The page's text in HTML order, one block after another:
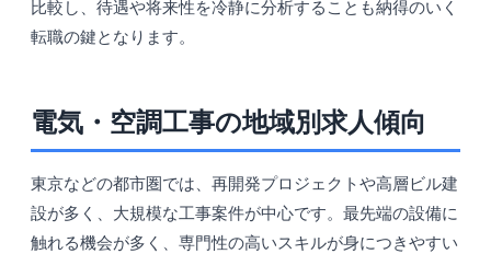
比較し、待遇や将来性を冷静に分析することも納得のいく
転職の鍵となります。
電気・空調工事の地域別求人傾向
東京などの都市圏では、再開発プロジェクトや高層ビル建
設が多く、大規模な工事案件が中心です。最先端の設備に
触れる機会が多く、専門性の高いスキルが身につきやすい